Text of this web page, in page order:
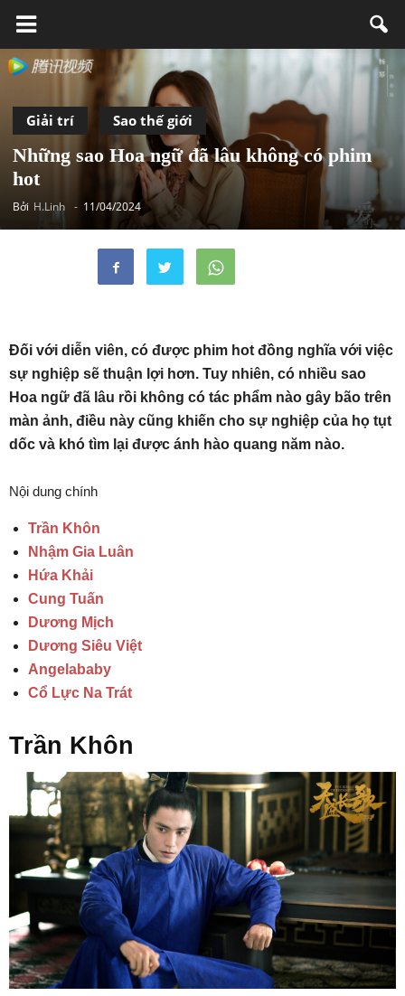
Giải trí Sao thế giới
Những sao Hoa ngữ đã lâu không có phim
hot
Bởi H.Linh - 11/04/2024
Đối với diễn viên, có được phim hot đồng nghĩa với việc
sự nghiệp sẽ thuận lợi hơn. Tuy nhiên, có nhiều sao
Hoa ngữ đã lâu rồi không có tác phẩm nào gây bão trên
màn ảnh, điều này cũng khiến cho sự nghiệp của họ tụt
dốc và khó tìm lại được ánh hào quang năm nào.
Nội dung chính
Trần Khôn
Nhậm Gia Luân
Hứa Khải
Cung Tuấn
Dương Mịch
Dương Siêu Việt
Angelababy
Cổ Lực Na Trát
Trần Khôn